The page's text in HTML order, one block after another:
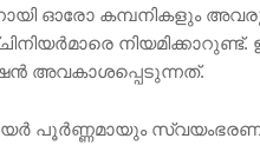
ഓരോ കമ്പനികളും
അവകാശപ്പെടുന്നത്.
പൂർണ്ണമായും